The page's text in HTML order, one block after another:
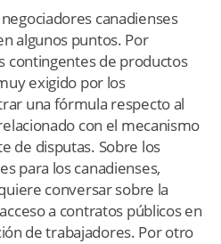
canadienses
algunos puntos. Por
contingentes de productos
exigido por los
una fórmula respecto al
con el mecanismo
de disputas. Sobre los
para los canadienses,
conversar sobre la
a contratos públicos en
de trabajadores. Por otro